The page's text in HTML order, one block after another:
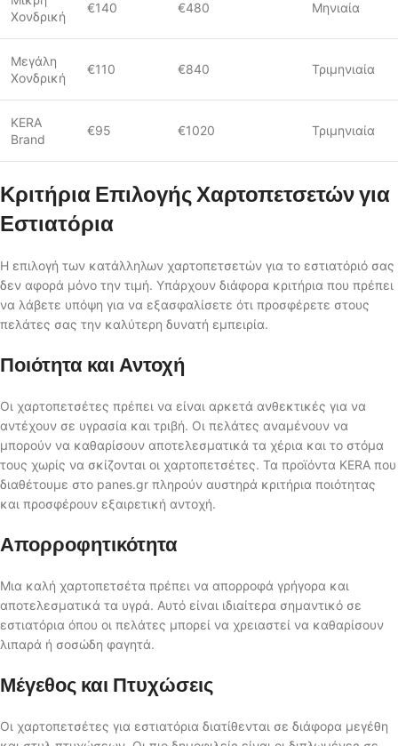
Χονδρική
€140 €480 Μηνιαία
Μεγάλη
Χονδρική
€110 €840 Τριμηνιαία
KERA
Brand
€95 €1020 Τριμηνιαία
Κριτήρια Επιλογής Χαρτοπετσετών για
Εστιατόρια
Η επιλογή των κατάλληλων χαρτοπετσετών για το εστιατόριό σας
δεν αφορά μόνο την τιμή. Υπάρχουν διάφορα κριτήρια που πρέπει
να λάβετε υπόψη για να εξασφαλίσετε ότι προσφέρετε στους
πελάτες σας την καλύτερη δυνατή εμπειρία.
Ποιότητα και Αντοχή
Οι χαρτοπετσέτες πρέπει να είναι αρκετά ανθεκτικές για να
αντέχουν σε υγρασία και τριβή. Οι πελάτες αναμένουν να
μπορούν να καθαρίσουν αποτελεσματικά τα χέρια και το στόμα
τους χωρίς να σκίζονται οι χαρτοπετσέτες. Τα προϊόντα KERA που
διαθέτουμε στο panes.gr πληρούν αυστηρά κριτήρια ποιότητας
και προσφέρουν εξαιρετική αντοχή.
Απορροφητικότητα
Μια καλή χαρτοπετσέτα πρέπει να απορροφά γρήγορα και
αποτελεσματικά τα υγρά. Αυτό είναι ιδιαίτερα σημαντικό σε
εστιατόρια όπου οι πελάτες μπορεί να χρειαστεί να καθαρίσουν
λιπαρά ή σοσώδη φαγητά.
Μέγεθος και Πτυχώσεις
Οι χαρτοπετσέτες για εστιατόρια διατίθενται σε διάφορα μεγέθη